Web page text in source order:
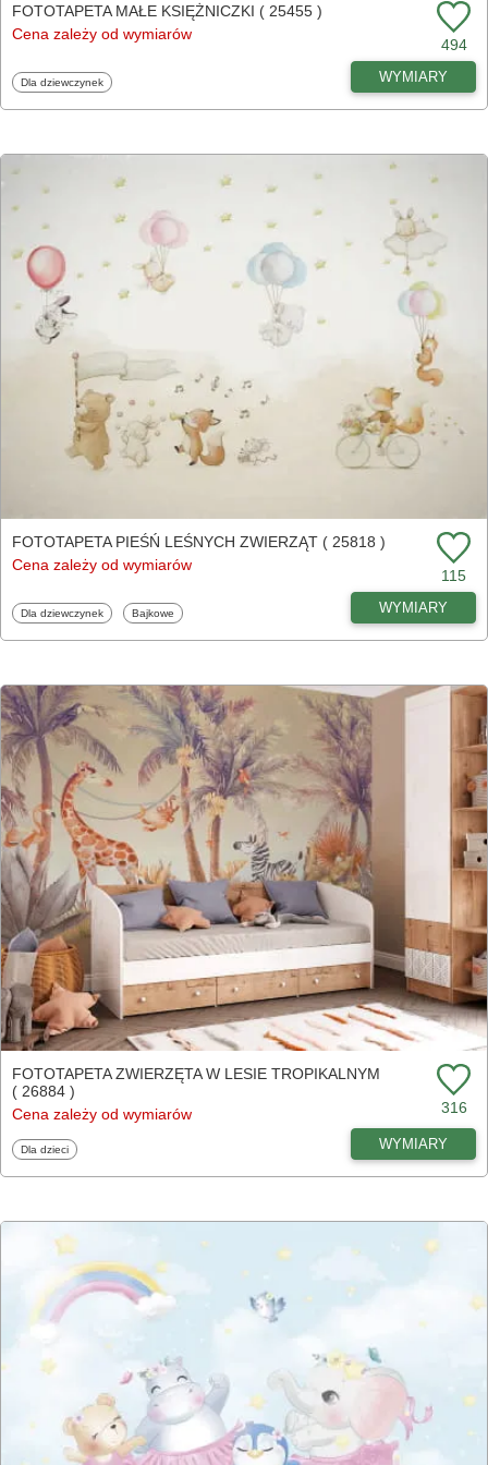
FOTOTAPETA MAŁE KSIĘŻNICZKI ( 25455 )
Cena zależy od wymiarów
494
Fototapety
Dla dziewczynek WYMIARY
FOTOTAPETA PIEŚŃ LEŚNYCH ZWIERZĄT ( 25818 )
Cena zależy od wymiarów
115
Fototapety
Dla dziewczynek Fototapety
Bajkowe WYMIARY
FOTOTAPETA ZWIERZĘTA W LESIE TROPIKALNYM
( 26884 )
Cena zależy od wymiarów
316
Fototapety
Dla dzieci WYMIARY